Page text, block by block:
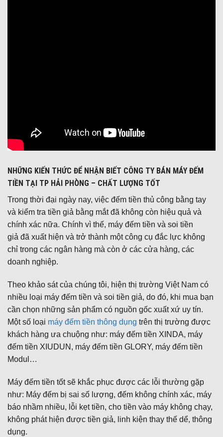
NHỮNG KIẾN THỨC ĐỂ NHẬN BIẾT CÔNG TY BÁN MÁY ĐẾM
TIỀN TẠI TP HẢI PHÒNG – CHẤT LƯỢNG TỐT
Trong thời đại ngày nay, việc đếm tiền thủ công bằng tay
và kiểm tra tiền giả bằng mắt đã không còn hiệu quả và
chính xác nữa. Chính vì thế, máy đếm tiền và soi tiền
giả đã xuất hiện và trở thành một công cụ đắc lực không
chỉ trong các ngân hàng mà còn ở các cửa hàng, các
doanh nghiệp.
Theo khảo sát của chúng tôi, hiện thị trường Việt Nam có
nhiều loại máy đếm tiền và soi tiền giả, do đó, khi mua bạn
cần chọn những sản phẩm có nguồn gốc xuất xứ uy tín.
Một số loại máy đếm tiền thông dụng trên thị trường được
khách hàng ưa chuộng như: máy đếm tiền XINDA, máy
đếm tiền XIUDUN, máy đếm tiền GLORY, máy đếm tiền
Modul…
Máy đếm tiền tốt sẽ khắc phục được các lỗi thường gặp
như: Máy đếm bị sai số lượng, đếm không chính xác, máy
báo nhầm nhiều, lỗi kẹt tiền, cho tiền vào máy không chạy,
không phát hiện được tiền giả, linh kiện thay thế dể, thông
dụng.